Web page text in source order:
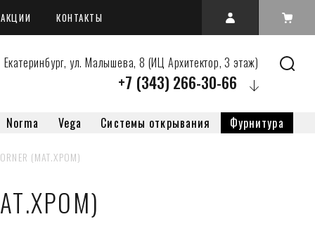
АКЦИИ КОНТАКТЫ
ул. Малышева, 8 (ИЦ Архитектор, 3 этаж)
+7 (343) 266-30-66
Norma Vega Системы открывания Фурнитура
(МАТ.ХРОМ)